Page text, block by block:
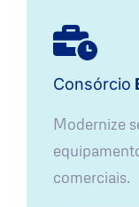
Consórcio
Modernize
comerciais.